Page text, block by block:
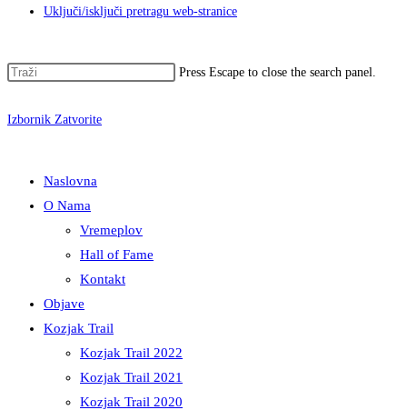
Uključi/isključi pretragu web-stranice
Press Escape to close the search panel.
Izbornik Zatvorite
Naslovna
O Nama
Vremeplov
Hall of Fame
Kontakt
Objave
Kozjak Trail
Kozjak Trail 2022
Kozjak Trail 2021
Kozjak Trail 2020